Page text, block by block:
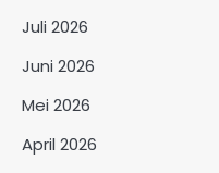
Juli 2026
Juni 2026
Mei 2026
April 2026